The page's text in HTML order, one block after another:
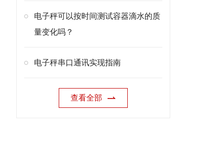
电子秤可以按时间测试容器滴水的质
量变化吗？
电子秤串口通讯实现指南
查看全部